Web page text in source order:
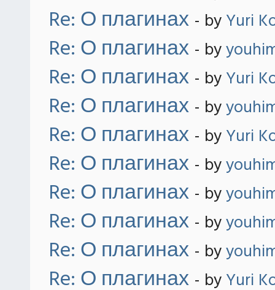
Re: О плагинах - byYuri
Re: О плагинах - by
Re: О плагинах - byYuri
Re: О плагинах - by
Re: О плагинах - byYuri
Re: О плагинах - by
Re: О плагинах - by
Re: О плагинах - by
Re: О плагинах - by
Re: О плагинах - byYuri